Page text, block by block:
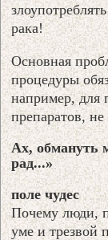
рака!
Основная
процедуры
например, для
препаратов,
Ах, обмануть
рад...»
поле чудес
Почему люди,
уме и трезвой